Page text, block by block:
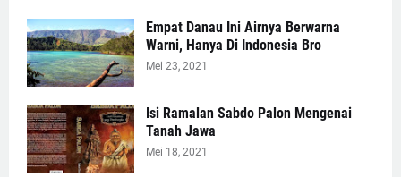
Empat Danau Ini Airnya Berwarna
Warni, Hanya Di Indonesia Bro
Mei 23, 2021
Isi Ramalan Sabdo Palon Mengenai
Tanah Jawa
Mei 18, 2021